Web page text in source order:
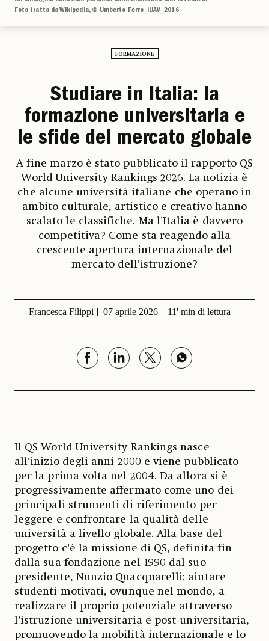
Foto tratta da Wikipedia, © Umberto Ferro_IUAV_2016
FORMAZIONE
Studiare in Italia: la
formazione universitaria e
le sfide del mercato globale
A fine marzo è stato pubblicato il rapporto QS
World University Rankings 2026. La notizia è
che alcune università italiane che operano in
ambito culturale, artistico e creativo hanno
scalato le classifiche. Ma l’Italia è davvero
competitiva? Come sta reagendo alla
crescente apertura internazionale del
mercato dell’istruzione?
Francesca Filippi 07 aprile 2026 11' min di lettura
Il QS World University Rankings nasce
all’inizio degli anni 2000 e viene pubblicato
per la prima volta nel 2004. Da allora si è
progressivamente affermato come uno dei
principali strumenti di riferimento per
leggere e confrontare la qualità delle
università a livello globale. Alla base del
progetto c’è la missione di QS, definita fin
dalla sua fondazione nel 1990 dal suo
presidente, Nunzio Quacquarelli: aiutare
studenti motivati, ovunque nel mondo, a
realizzare il proprio potenziale attraverso
l’istruzione universitaria e post-universitaria,
promuovendo la mobilità internazionale e lo